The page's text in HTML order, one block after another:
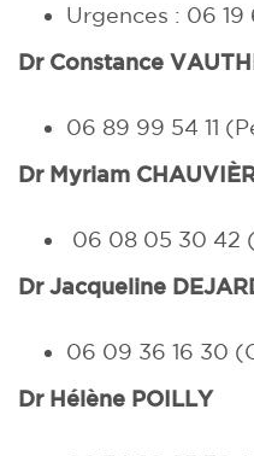
Urgences : 06 19
Dr Constance
06 89 99 54 11
Dr Myriam
06 08 05 30 42
Dr Jacqueline
06 09 36 16 30
Dr Hélène POILLY